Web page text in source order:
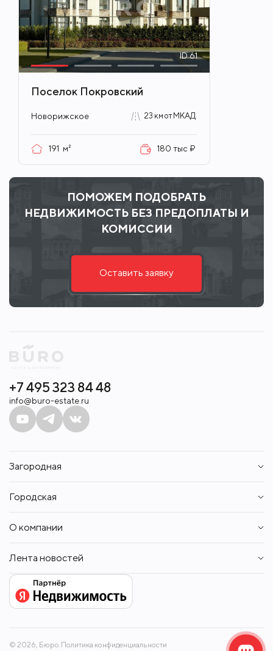
ID61
Поселок Покровский
Новорижское 23 км от МКАД
191 м² 180 тыс ₽
ПОМОЖЕМ ПОДОБРАТЬ
НЕДВИЖИМОСТЬ БЕЗ ПРЕДОПЛАТЫ И
КОМИССИИ
Оставить заявку
+7 495 323 84 48
info@buro-estate.ru
Загородная
Участки
Аренда
Городская
Апартаменты
О компании
Вакансии
Лента новостей
Новости
© 2026, Бюро. Политика конфиденциальности